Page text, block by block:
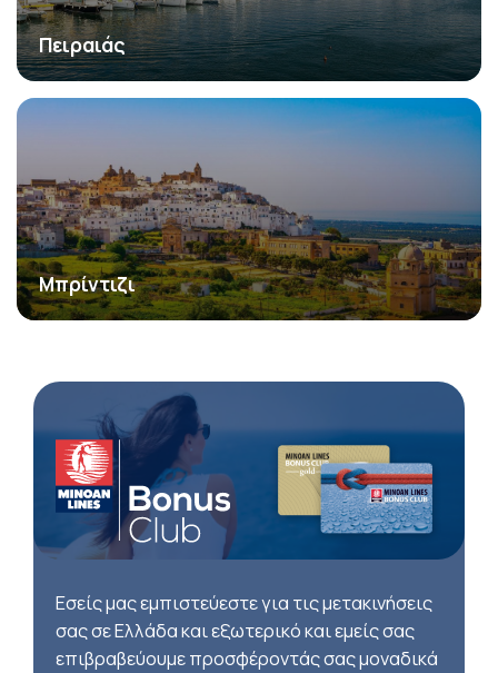
Πειραιάς
Μπρίντιζι
Εσείς μας εμπιστεύεστε για τις μετακινήσεις
σας σε Ελλάδα και εξωτερικό και εμείς σας
επιβραβεύουμε προσφέροντάς σας μοναδικά